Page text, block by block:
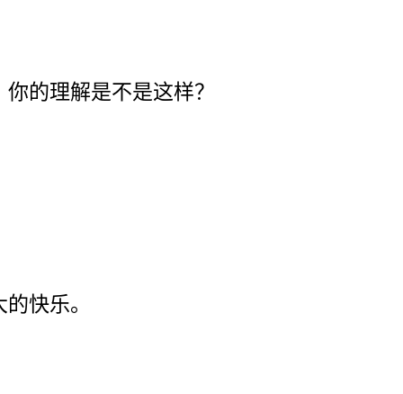
的理解是不是这样？
快乐。